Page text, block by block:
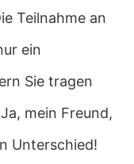
Teilnahme an
ein
Sie tragen
mein Freund,
Unterschied!